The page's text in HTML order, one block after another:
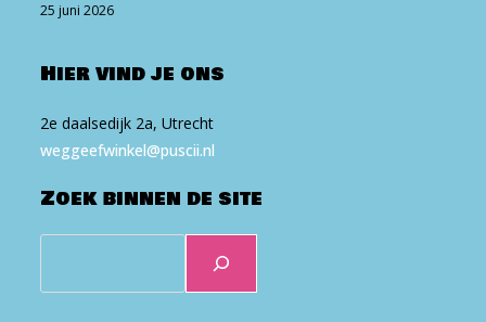
25 juni 2026
Hier vind je ons
2e daalsedijk 2a, Utrecht
weg​geef​win​kel​@puscii​.nl
Zoek binnen de site